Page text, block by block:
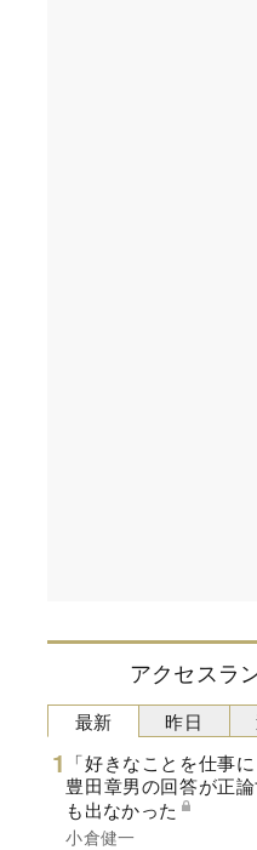
アクセスラ
最新
「好きなことを仕事
豊田章男の回答が正
も出なかった
小倉健一
昨日